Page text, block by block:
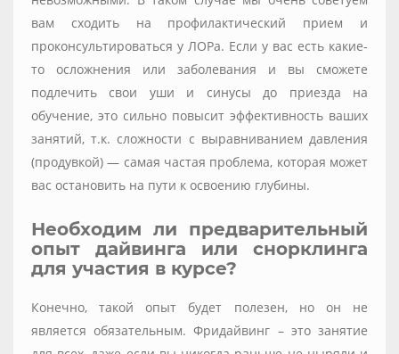
вам сходить на профилактический прием и
проконсультироваться у ЛОРа. Если у вас есть какие-
то осложнения или заболевания и вы сможете
подлечить свои уши и синусы до приезда на
обучение, это сильно повысит эффективность ваших
занятий, т.к. сложности с выравниванием давления
(продувкой) — самая частая проблема, которая может
вас остановить на пути к освоению глубины.
Необходим ли предварительный
опыт дайвинга или снорклинга
для участия в курсе?
Конечно, такой опыт будет полезен, но он не
является обязательным. Фридайвинг – это занятие